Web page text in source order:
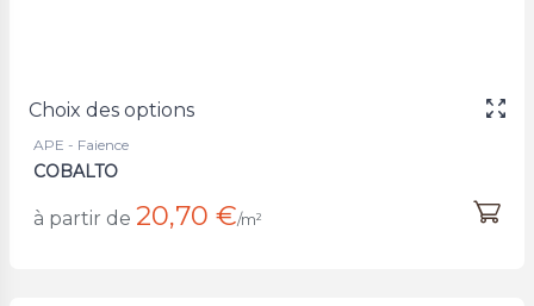
Choix des options
APE - Faience
COBALTO
à partir de 20,70 €/m²